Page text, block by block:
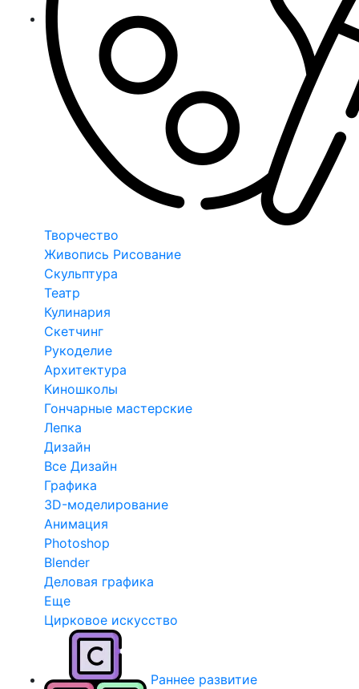
Творчество
Живопись Рисование
Скульптура
Театр
Кулинария
Скетчинг
Рукоделие
Архитектура
Киношколы
Гончарные мастерские
Лепка
Дизайн
Все Дизайн
Графика
3D-моделирование
Анимация
Photoshop
Blender
Деловая графика
Еще
Цирковое искусство
Раннее развитие